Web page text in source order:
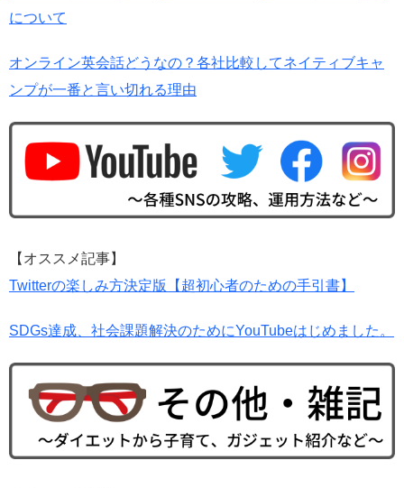
について
オンライン英会話どうなの？各社比較してネイティブキャ
ンプが一番と言い切れる理由
【オススメ記事】
Twitterの楽しみ方決定版【超初心者のための手引書】
SDGs達成、社会課題解決のためにYouTubeはじめました。